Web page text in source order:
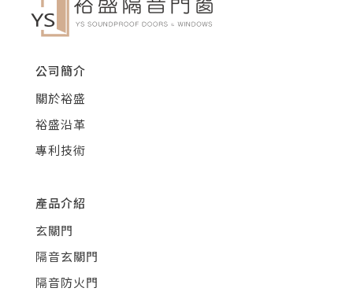
公司簡介
關於裕盛
裕盛沿革
專利技術
產品介紹
玄關門
隔音玄關門
隔音防火門